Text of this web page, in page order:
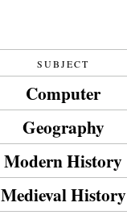
SUBJECT
Computer
Geography
Modern History
Medieval History